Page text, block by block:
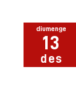
diumenge
13
des